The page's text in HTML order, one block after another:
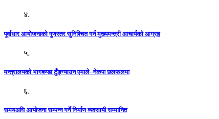
४.
पूर्वाधार आयोजनाको गुणस्तर सुनिश्चित गर्न मुख्यमन्त्री आचार्यको आग्रह
५.
मन्त्रालयको भागबण्डा टुँङ्ग्याउन एमाले–नेकपा छलफलमा
६.
समयअघि आयोजना सम्पन्न गर्ने निर्माण व्यवसायी सम्मानित